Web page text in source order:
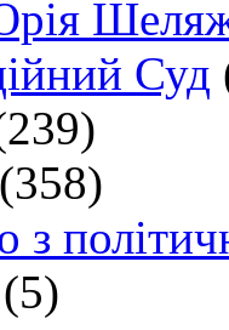
Суд
(358)
з
(5)